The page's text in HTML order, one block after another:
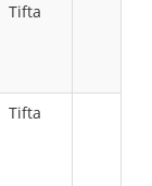
Tifta
Tifta